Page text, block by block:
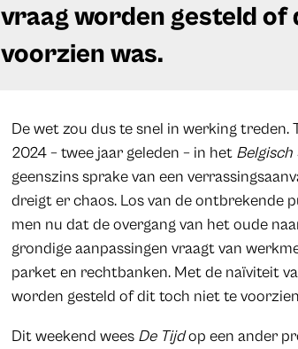
vraag worden gesteld of
voorzien was.
De wet zou dus te snel in werking
2024 – twee jaar geleden – in het
geenszins sprake van een
dreigt er chaos. Los van de ontbrekende
men nu dat de overgang van het oude
grondige aanpassingen vraagt van
parket en rechtbanken. Met de naïviteit
worden gesteld of dit toch niet te
Dit weekend wees De Tijdop een ander